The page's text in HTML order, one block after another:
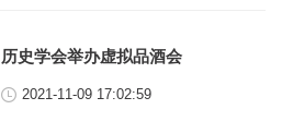
历史学会举办虚拟品酒会
2021-11-09 17:02:59